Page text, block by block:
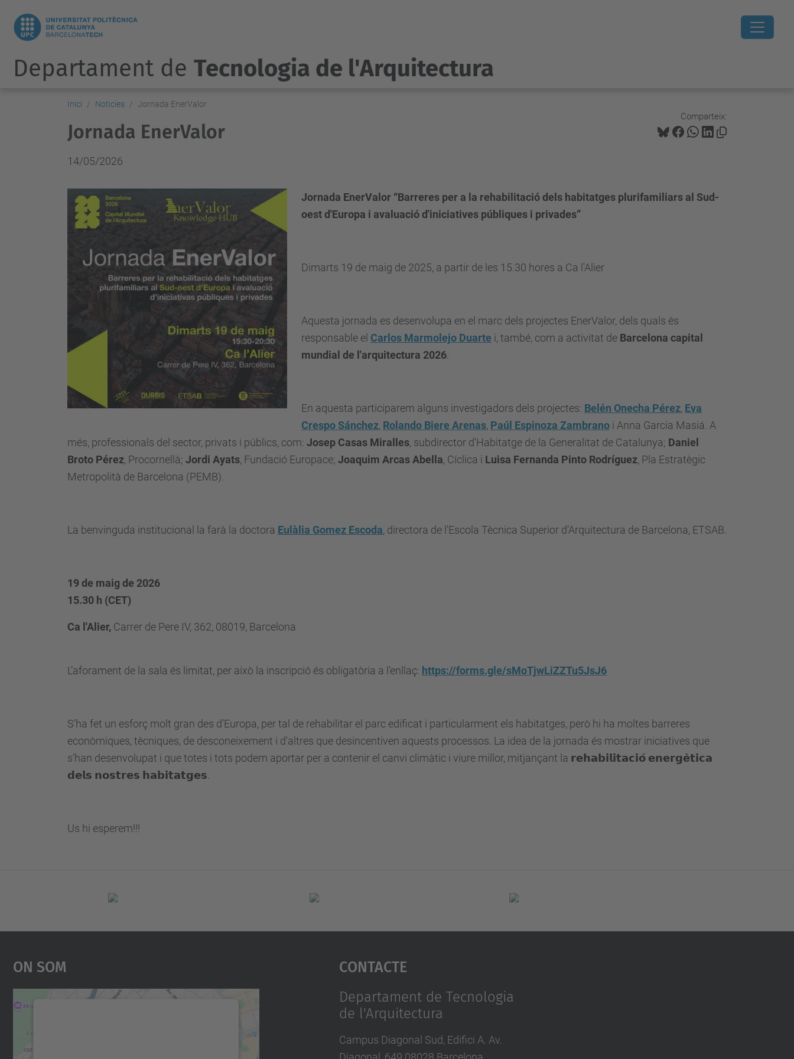
Departament de Tecnologia de l'Arquitectura
Inici Noticies Jornada EnerValor
Comparteix:
Jornada EnerValor
14/05/2026
Jornada EnerValor “Barreres per a la rehabilitació dels habitatges plurifamiliars al Sud-
oest d'Europa i avaluació d'iniciatives públiques i privades”
Dimarts 19 de maig de 2025, a partir de les 15.30 hores a Ca l'Alier
Aquesta jornada es desenvolupa en el marc dels projectes EnerValor, dels quals és
responsable el Carlos Marmolejo Duarte i, també, com a activitat de Barcelona capital
mundial de l'arquitectura 2026
En aquesta participarem alguns investigadors dels projectes: Belén Onecha Pérez, Eva
Crespo Sánchez, Rolando Biere Arenas, Paúl Espinoza Zambrano i Anna Garcia Masiá. A
més, professionals del sector, privats i públics, com: Josep Casas Miralles, subdirector d'Habitatge de la Generalitat de Catalunya; Daniel
Broto Pérez, Procornellà; Jordi Ayats, Fundació Europace; Joaquim Arcas Abella, Cíclica i Luisa Fernanda Pinto Rodríguez, Pla Estratègic
Metropolità de Barcelona (PEMB).
La benvinguda institucional la farà la doctora Eulàlia Gomez Escoda, directora de l’Escola Tècnica Superior d’Arquitectura de Barcelona, ETSAB.
19 de maig de 2026
15.30 h (CET)
Ca l'Alier, Carrer de Pere IV, 362, 08019, Barcelona
L’aforament de la sala és limitat, per això la inscripció és obligatòria a l’enllaç: https://forms.gle/sMoTjwLiZZTu5JsJ6
S’ha fet un esforç molt gran des d’Europa, per tal de rehabilitar el parc edificat i particularment els habitatges, però hi ha moltes barreres
econòmiques, tècniques, de desconeixement i d'altres que desincentiven aquests processos. La idea de la jornada és mostrar iniciatives que
s’han desenvolupat i que totes i tots podem aportar per a contenir el canvi climàtic i viure millor, mitjançant la 𝗿𝗲𝗵𝗮𝗯𝗶𝗹𝗶𝘁𝗮𝗰𝗶𝗼́ 𝗲𝗻𝗲𝗿𝗴𝗲̀𝘁𝗶𝗰𝗮
𝗱𝗲𝗹𝘀 𝗻𝗼𝘀𝘁𝗿𝗲𝘀 𝗵𝗮𝗯𝗶𝘁𝗮𝘁𝗴𝗲𝘀.
Us hi esperem!!!
On Som Contacte
Departament de Tecnologia
de l'Arquitectura
Campus Diagonal Sud, Edifici A. Av.